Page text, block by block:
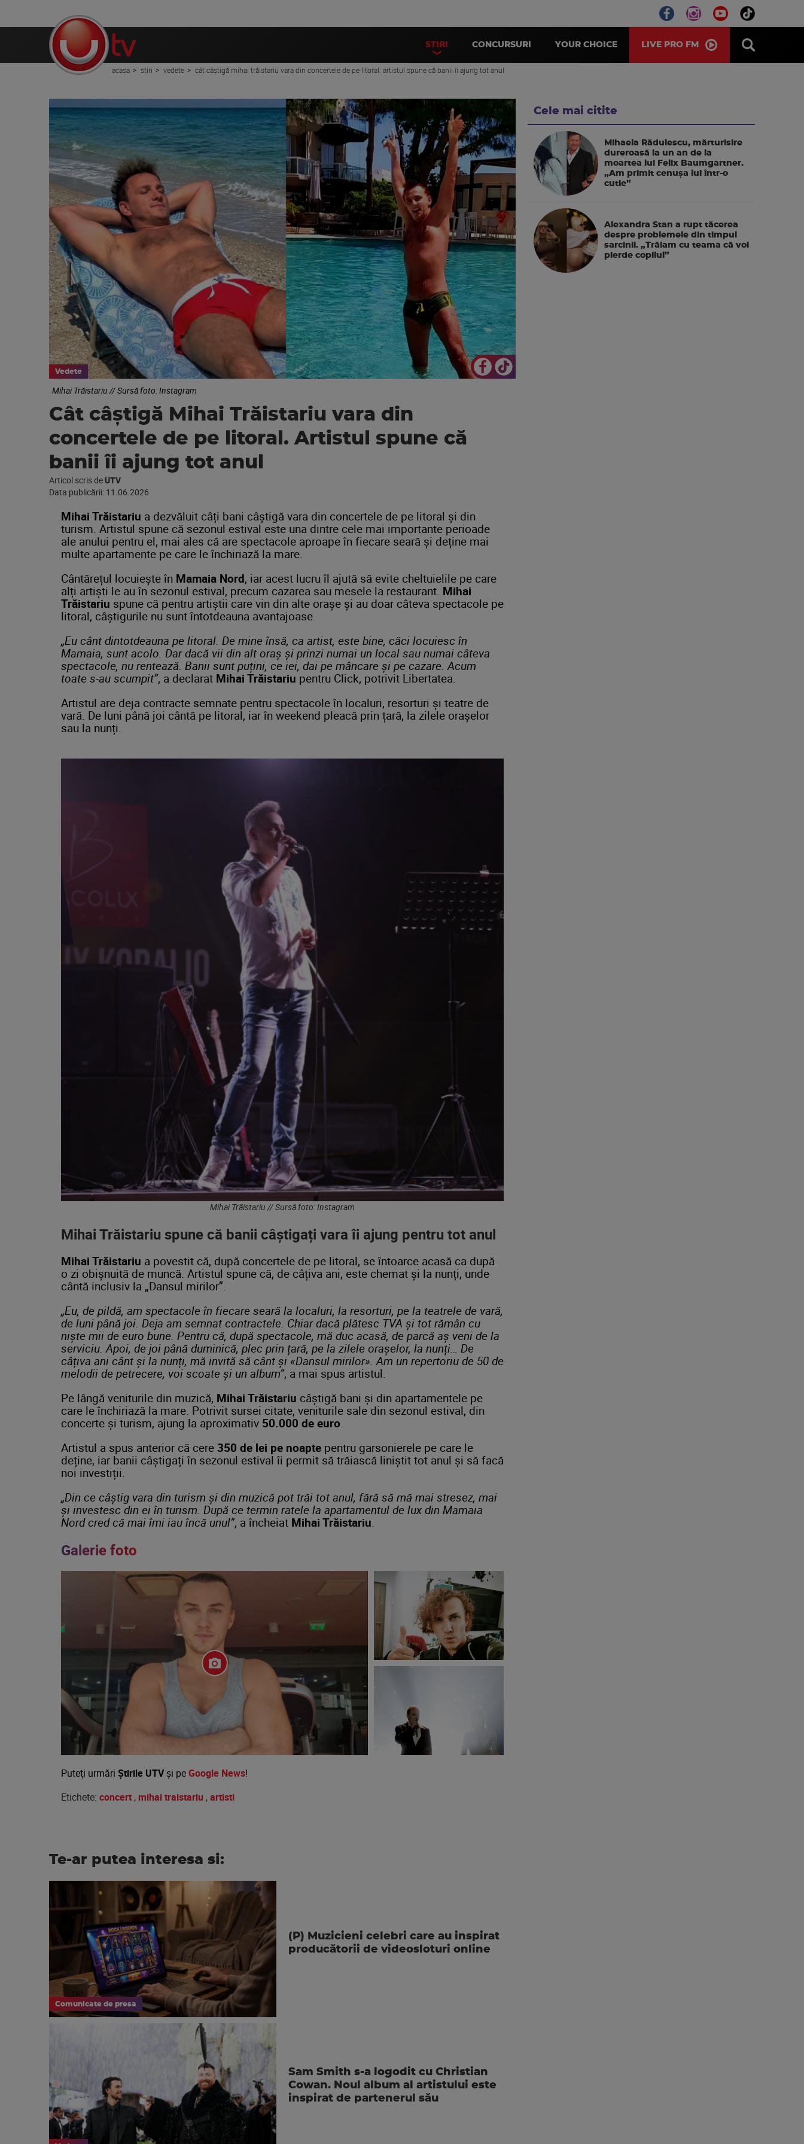
STIRI CONCURSURI YOUR CHOICE LIVE PRO FM
acasa stiri vedete cât câștigă mihai trăistariu vara din concertele de pe litoral. artistul spune că banii îi ajung tot anul
Vedete
Mihai Trăistariu // Sursă foto: Instagram
Cât câștigă Mihai Trăistariu vara din
concertele de pe litoral. Artistul spune că
banii îi ajung tot anul
Articol scris de UTV
Data publicării: 11.06.2026
Mihai Trăistariu a dezvăluit câți bani câștigă vara din concertele de pe litoral și din
turism. Artistul spune că sezonul estival este una dintre cele mai importante perioade
ale anului pentru el, mai ales că are spectacole aproape în fiecare seară și deține mai
multe apartamente pe care le închiriază la mare.
Cântărețul locuiește în Mamaia Nord, iar acest lucru îl ajută să evite cheltuielile pe care
alți artiști le au în sezonul estival, precum cazarea sau mesele la restaurant. Mihai
Trăistariu spune că pentru artiștii care vin din alte orașe și au doar câteva spectacole pe
litoral, câștigurile nu sunt întotdeauna avantajoase.
„Eu cânt dintotdeauna pe litoral. De mine însă, ca artist, este bine, căci locuiesc în
Mamaia, sunt acolo. Dar dacă vii din alt oraș și prinzi numai un local sau numai câteva
spectacole, nu rentează. Banii sunt puțini, ce iei, dai pe mâncare și pe cazare. Acum
toate s-au scumpit”, a declarat Mihai Trăistariu pentru Click, potrivit Libertatea.
Artistul are deja contracte semnate pentru spectacole în localuri, resorturi și teatre de
vară. De luni până joi cântă pe litoral, iar în weekend pleacă prin țară, la zilele orașelor
sau la nunți.
Mihai Trăistariu // Sursă foto: Instagram
Mihai Trăistariu spune că banii câștigați vara îi ajung pentru tot anul
Mihai Trăistariu a povestit că, după concertele de pe litoral, se întoarce acasă ca după
o zi obișnuită de muncă. Artistul spune că, de câțiva ani, este chemat și la nunți, unde
cântă inclusiv la „Dansul mirilor”.
„Eu, de pildă, am spectacole în fiecare seară la localuri, la resorturi, pe la teatrele de vară,
de luni până joi. Deja am semnat contractele. Chiar dacă plătesc TVA și tot rămân cu
niște mii de euro bune. Pentru că, după spectacole, mă duc acasă, de parcă aș veni de la
serviciu. Apoi, de joi până duminică, plec prin țară, pe la zilele orașelor, la nunți… De
câțiva ani cânt și la nunți, mă invită să cânt și «Dansul mirilor». Am un repertoriu de 50 de
melodii de petrecere, voi scoate și un album”, a mai spus artistul.
Pe lângă veniturile din muzică, Mihai Trăistariu câștigă bani și din apartamentele pe
care le închiriază la mare. Potrivit sursei citate, veniturile sale din sezonul estival, din
concerte și turism, ajung la aproximativ 50.000 de euro.
Artistul a spus anterior că cere 350 de lei pe noapte pentru garsonierele pe care le
deține, iar banii câștigați în sezonul estival îi permit să trăiască liniștit tot anul și să facă
noi investiții.
„Din ce câștig vara din turism și din muzică pot trăi tot anul, fără să mă mai stresez, mai
și investesc din ei în turism. După ce termin ratele la apartamentul de lux din Mamaia
Nord cred că mai îmi iau încă unul”, a încheiat Mihai Trăistariu.
Galerie foto
Puteţi urmări Știrile UTVşi peGoogle News!
Etichete: concert , mihai traistariu ,artisti
Cele mai citite
Mihaela Rădulescu, mărturisire
dureroasă la un an de la
moartea lui Felix Baumgartner.
„Am primit cenușa lui într-o
cutie”
Alexandra Stan a rupt tăcerea
despre problemele din timpul
sarcinii. „Trăiam cu teama că voi
pierde copilul”
Te-ar putea interesa si:
Comunicate de presa
(P) Muzicieni celebri care au inspirat
producătorii de videosloturi online
Sam Smith s-a logodit cu Christian
Cowan. Noul album al artistului este
inspirat de partenerul său